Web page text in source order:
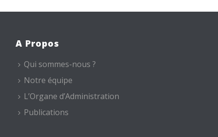
A Propos
Qui sommes-nous ?
Notre équipe
L’Organe d’Administration
Publications